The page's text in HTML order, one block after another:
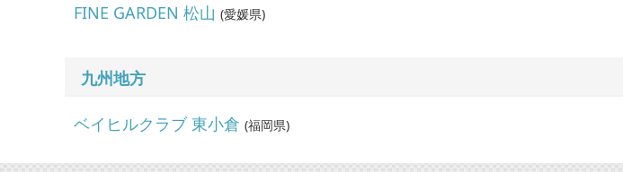
FINE GARDEN 松山 (愛媛県)
九州地方
ベイヒルクラブ 東小倉 (福岡県)